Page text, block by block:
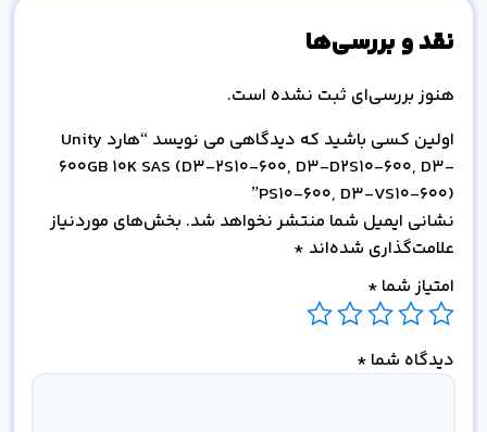
نقد و بررسی‌ها
هنوز بررسی‌ای ثبت نشده است.
اولین کسی باشید که دیدگاهی می نویسد “هارد Unity
600GB 10K SAS (D3-2S10-600, D3-D2S10-600, D3-
PS10-600, D3-VS10-600)”
نشانی ایمیل شما منتشر نخواهد شد. بخش‌های موردنیاز
علامت‌گذاری شده‌اند *
امتیاز شما *
دیدگاه شما *